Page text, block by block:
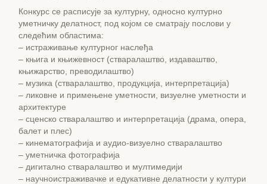
Конкурс се расписује за културну, односно културно
уметничку делатност, под којом се сматрају послови у
следећим областима:
– истраживање културног наслеђа
– књига и књижевност (стваралаштво, издаваштво,
књижарство, преводилаштво)
– музика (стваралаштво, продукција, интерпретација)
– ликовне и примењене уметности, визуелне уметности и
архитектуре
– сценско стваралаштво и интерпретација (драма, опера,
балет и плес)
– кинематографија и аудио-визуелно стваралаштво
– уметничка фотографија
– дигитално стваралаштво и мултимедији
– научноистраживачке и едукативне делатности у култури